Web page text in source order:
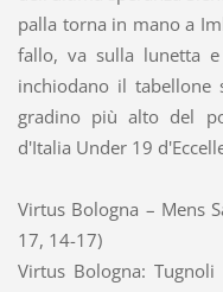
palla torna in mano a
fallo, va sulla lunetta
inchiodano il tabellone
gradino più alto del
d'Italia Under 19
Virtus Bologna – Mens
17, 14-17)
Virtus Bologna: